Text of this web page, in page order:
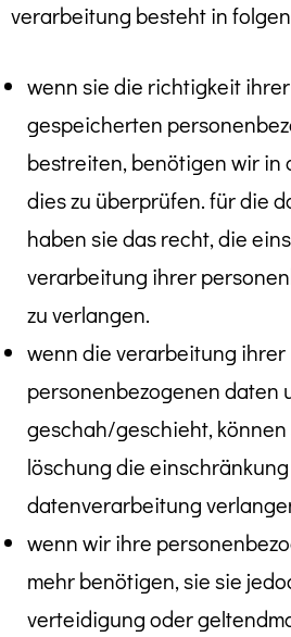
verarbeitung besteht in
wenn sie die richtigkeit
gespeicherten
bestreiten, benötigen wir in
dies zu überprüfen. für die
haben sie das recht, die
verarbeitung ihrer
zu verlangen.
wenn die verarbeitung ihrer
personenbezogenen daten
geschah/geschieht,
löschung die
datenverarbeitung
wenn wir ihre
mehr benötigen, sie sie
verteidigung oder